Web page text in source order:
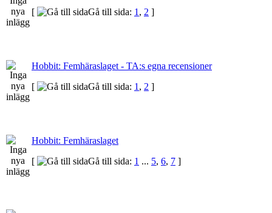
[
Gå till sida: 1 , 2 ]
Hobbit: Femhäraslaget - TA:s egna recensioner
[
Gå till sida: 1 , 2 ]
Hobbit: Femhäraslaget
[
Gå till sida: 1 ... 5, 6, 7 ]